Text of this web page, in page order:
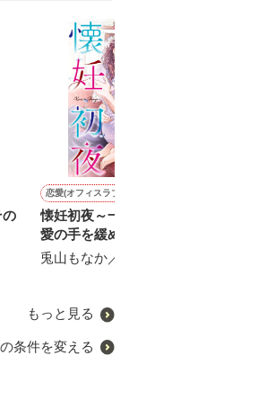
の
恋愛(オフィスラブ)
懐妊初夜～一途な社長は求
愛の手を緩めない～
兎山もなか／著
もっと見る
条件を変える